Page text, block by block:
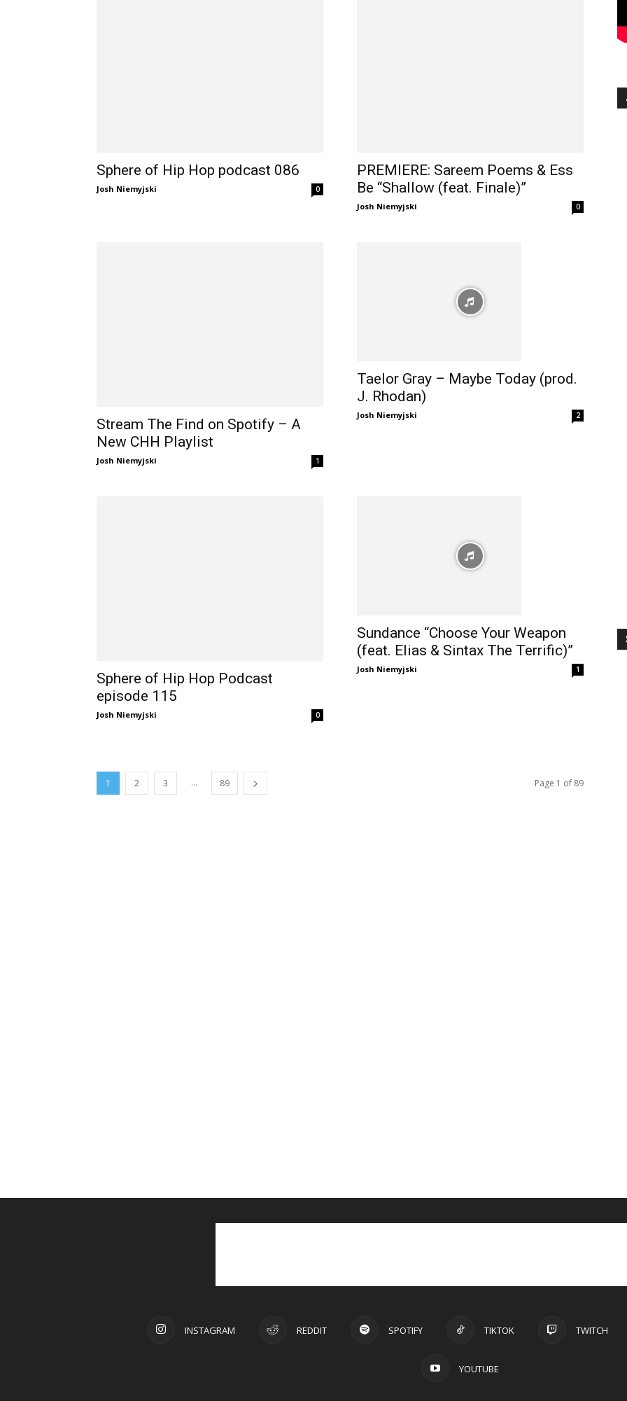
Sphere of Hip Hop podcast 086
Josh Niemyjski 0
PREMIERE: Sareem Poems & Ess
Be “Shallow (feat. Finale)”
Josh Niemyjski 0
Stream The Find on Spotify – A
New CHH Playlist
Josh Niemyjski 1
Taelor Gray – Maybe Today (prod.
J. Rhodan)
Josh Niemyjski 2
Sphere of Hip Hop Podcast
episode 115
Josh Niemyjski 0
Sundance “Choose Your Weapon
(feat. Elias & Sintax The Terrific)”
Josh Niemyjski 1
1 2 3 ... 89 Page 1 of 89
INSTAGRAM REDDIT SPOTIFY TIKTOK TWITCH
YOUTUBE